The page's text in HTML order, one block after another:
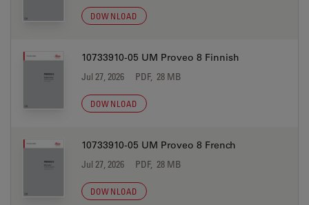
DOWNLOAD
10733910-05 UM Proveo 8 Finnish
Jul 27, 2026 PDF, 28 MB
DOWNLOAD
10733910-05 UM Proveo 8 French
Jul 27, 2026 PDF, 28 MB
DOWNLOAD